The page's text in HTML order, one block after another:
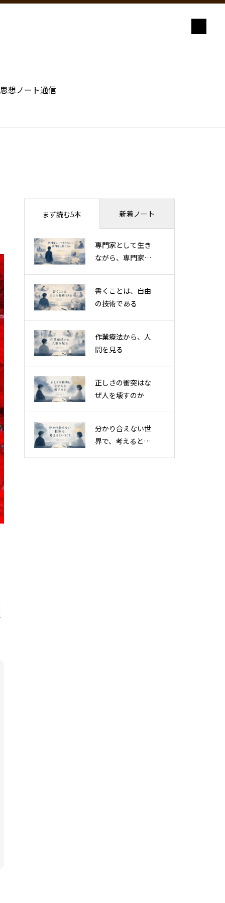
思想ノート通信
まず読む5本 新着ノート
専門家として生き
ながら、専門家に
書くことは、自由
の技術である
作業療法から、人
間を見る
正しさの衝突はな
ぜ人を壊すのか
分かり合えない世
界で、考えるとい